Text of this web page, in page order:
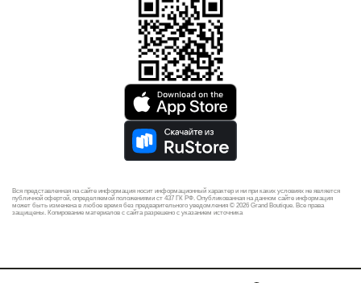
Вся представленная на сайте информация носит информационный характер и ни при каких условиях не является
публичной офертой, определяемой положениями ст 437 ГК РФ. Опубликованная на данном сайте информация
может быть изменена в любое время без предварительного уведомления © 2026 Grand Boutique. Все права
защищены. Копирование материалов с сайта разрешено с указанием источника